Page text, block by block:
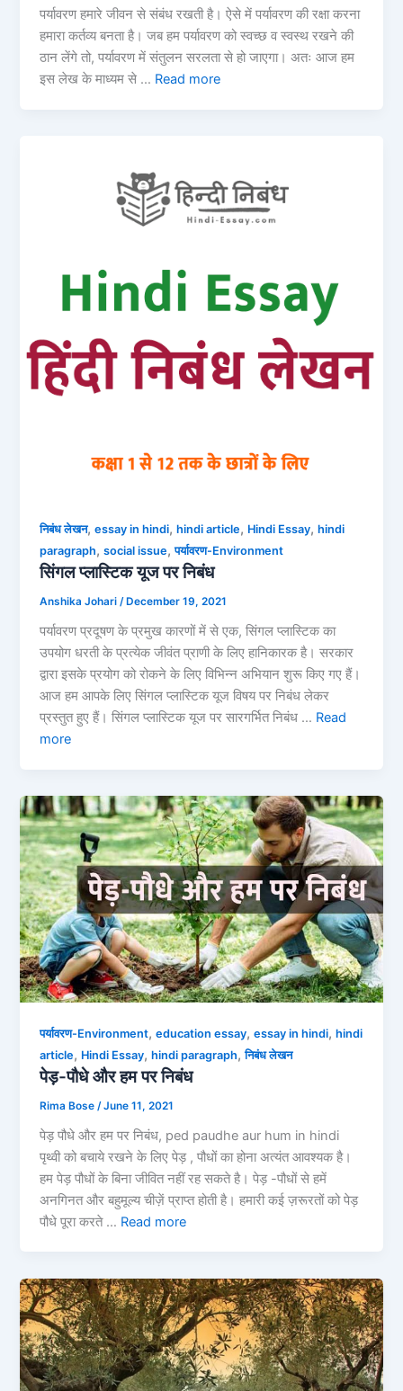
पर्यावरण हमारे जीवन से संबंध रखती है। ऐसे में पर्यावरण की रक्षा करना
हमारा कर्तव्य बनता है। जब हम पर्यावरण को स्वच्छ व स्वस्थ रखने की
ठान लेंगे तो, पर्यावरण में संतुलन सरलता से हो जाएगा। अतः आज हम
इस लेख के माध्यम से … Read more
निबंध लेखन,essay in hindi,hindi article, Hindi Essay,hindi
paragraph,social issue,पर्यावरण-Environment
सिंगल प्लास्टिक यूज पर निबंध
Anshika Johari /December 19, 2021
पर्यावरण प्रदूषण के प्रमुख कारणों में से एक, सिंगल प्लास्टिक का
उपयोग धरती के प्रत्येक जीवंत प्राणी के लिए हानिकारक है। सरकार
द्वारा इसके प्रयोग को रोकने के लिए विभिन्न अभियान शुरू किए गए हैं।
आज हम आपके लिए सिंगल प्लास्टिक यूज विषय पर निबंध लेकर
प्रस्तुत हुए हैं। सिंगल प्लास्टिक यूज पर सारगर्भित निबंध … Read
more
पर्यावरण-Environment,education essay,essay in hindi,hindi
article, Hindi Essay,hindi paragraph,निबंध लेखन
पेड़-पौधे और हम पर निबंध
Rima Bose /June 11, 2021
पेड़ पौधे और हम पर निबंध, ped paudhe aur hum in hindi
पृथ्वी को बचाये रखने के लिए पेड़ , पौधों का होना अत्यंत आवश्यक है।
हम पेड़ पौधों के बिना जीवित नहीं रह सकते है। पेड़ -पौधों से हमें
अनगिनत और बहुमूल्य चीज़ें प्राप्त होती है। हमारी कई ज़रूरतों को पेड़
पौधे पूरा करते … Read more